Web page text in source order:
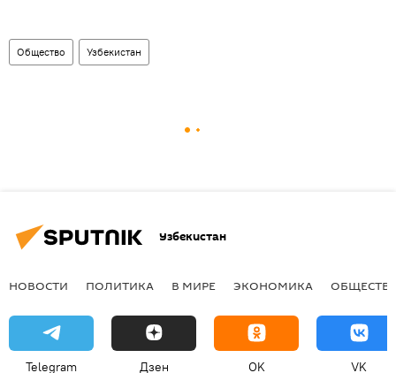
Общество Узбекистан
Узбекистан
НОВОСТИ ПОЛИТИКА В МИРЕ ЭКОНОМИКА
Telegram Дзен OK VK